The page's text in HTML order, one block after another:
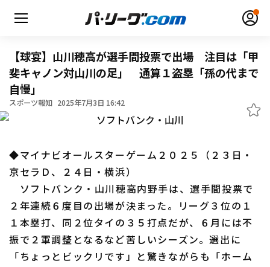
無料アカウント登録
動画
日程・結果
順位表･成績
1軍公式戦
選手名鑑
【球宴】山川穂高が選手間投票で出場 注目は「甲
斐キャノン対山川の足」 通算１盗塁「孫の代まで
自慢」
スポーツ報知 2025年7月3日 16:42
◆マイナビオールスターゲーム２０２５（２３日・
京セラＤ、２４日・横浜）
ソフトバンク・山川穂高内野手は、選手間投票で
２年連続６度目の出場が決まった。リーグ３位の１
１本塁打、同２位タイの３５打点だが、６月には不
振で２軍調整となるなど苦しいシーズン。選出に
「ちょっとビックリです」と驚きながらも「ホーム